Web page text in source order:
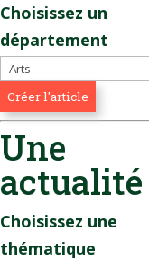
Choisissez un
département
Une
actualité
Choisissez une
thématique